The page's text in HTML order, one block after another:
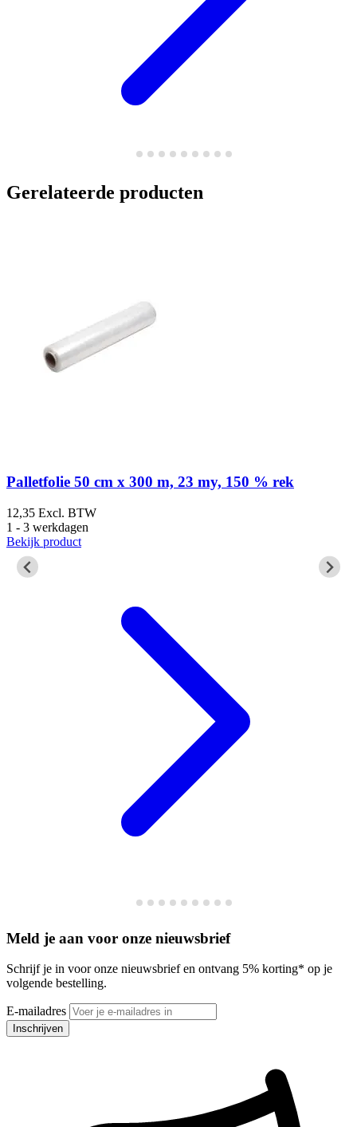
Gerelateerde producten
Palletfolie 50 cm x 300 m, 23 my, 150 % rek
12,35 Excl. BTW
1 - 3 werkdagen
Bekijk product
Meld je aan voor onze nieuwsbrief
Schrijf je in voor onze nieuwsbrief en ontvang 5% korting* op je
volgende bestelling.
E-mailadres
Inschrijven